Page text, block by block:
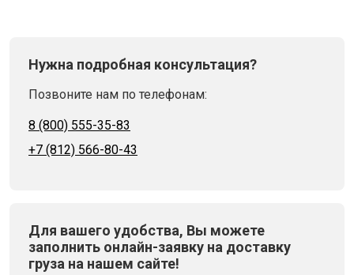
Нужна подробная консультация?
Позвоните нам по телефонам:
8 (800) 555-35-83
+7 (812) 566-80-43
Для вашего удобства, Вы можете
заполнить онлайн-заявку на доставку
груза на нашем сайте!